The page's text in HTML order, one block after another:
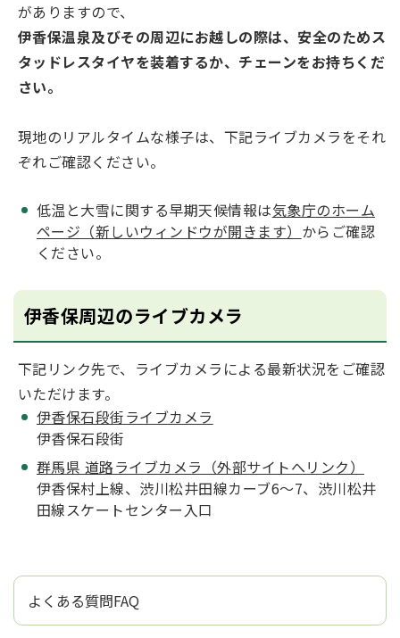
がありますので、
伊香保温泉及びその周辺にお越しの際は、安全のためス
タッドレスタイヤを装着するか、チェーンをお持ちくだ
さい。
現地のリアルタイムな様子は、下記ライブカメラをそれ
ぞれご確認ください。
低温と大雪に関する早期天候情報は気象庁のホーム
ページ（新しいウィンドウが開きます） からご確認
ください。
伊香保周辺のライブカメラ
下記リンク先で、ライブカメラによる最新状況をご確認
いただけます。
伊香保石段街ライブカメラ
伊香保石段街
群馬県 道路ライブカメラ（外部サイトへリンク）
伊香保村上線、渋川松井田線カーブ6～7、渋川松井
田線スケートセンター入口
よくある質問FAQ